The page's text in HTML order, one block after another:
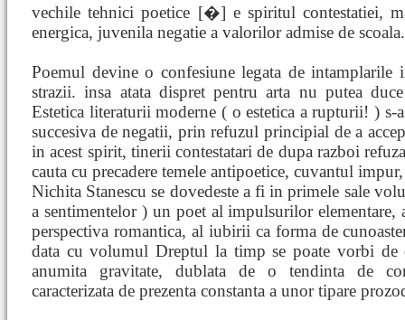
vechile tehnici poetice [�] e spiritul contestatiei,
energica, juvenila negatie a valorilor admise de scoala.
Poemul devine o confesiune legata de intamplarile
strazii. insa atata dispret pentru arta nu putea
Estetica literaturii moderne ( o estetica a rupturii! )
succesiva de negatii, prin refuzul principial de a
in acest spirit, tinerii contestatari de dupa razboi
cauta cu precadere temele antipoetice, cuvantul
Nichita Stanescu se dovedeste a fi in primele sale
a sentimentelor ) un poet al impulsurilor
perspectiva romantica, al iubirii ca forma de
data cu volumul Dreptul la timp se poate vorbi de
anumita gravitate, dublata de o tendinta de
caracterizata de prezenta constanta a unor tipare